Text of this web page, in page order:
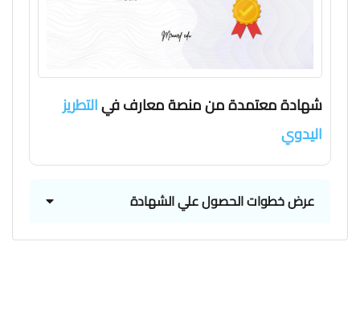
شهادة معتمدة من منصة معارف فيالتطريز
اليدوي
عرض خطوات الحصول علي الشهادة